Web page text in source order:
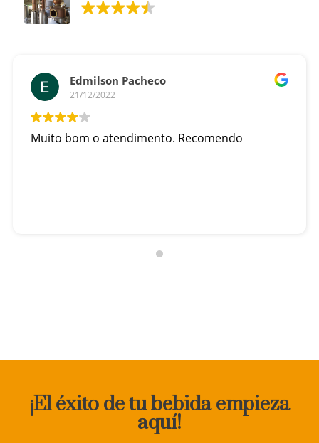
Edmilson Pacheco
21/12/2022
Muito bom o atendimento. Recomendo
¡El éxito de tu bebida empieza
aquí!